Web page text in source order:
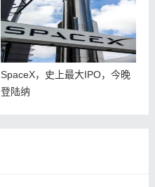
SpaceX，史上最大IPO，今晚
登陆纳